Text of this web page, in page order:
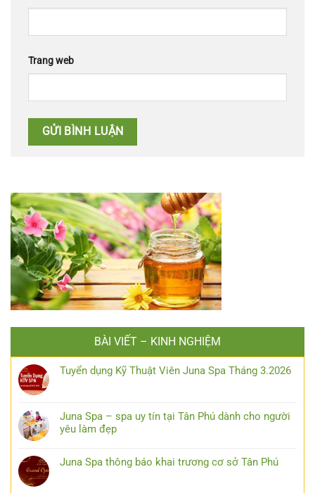
Trang web
BÀI VIẾT – KINH NGHIỆM
Tuyển dụng Kỹ Thuật Viên Juna Spa Tháng 3.2026
Juna Spa – spa uy tín tại Tân Phú dành cho người
yêu làm đẹp
Juna Spa thông báo khai trương cơ sở Tân Phú